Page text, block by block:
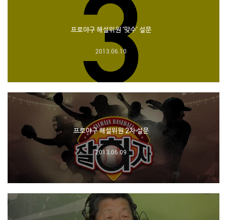
프로야구 해설위원 '맞수' 설문
2013.06.10
프로야구 해설위원 2차 설문
2013.06.09